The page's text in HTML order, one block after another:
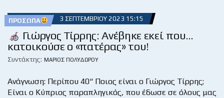
ΠΡΌΣΩΠΑ 3 ΣΕΠΤΕΜΒΡΊΟΥ 2023 15:15
Γιώργος Τίρρης: Ανέβηκε εκεί που…
κατοικούσε ο «πατέρας» του!
Συντάκτης: ΜΆΡΙΟΣ ΠΟΛΥΔΏΡΟΥ
Ανάγνωση: Περίπου 40“ Ποιος είναι ο Γιώργος Τίρρης;
Είναι ο Κύπριος παραπληγικός, που έδωσε σε όλους μας